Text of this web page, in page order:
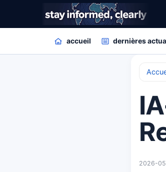
accueil dernières
2026-